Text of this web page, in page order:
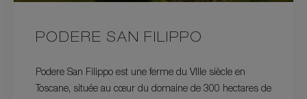
PODERE SAN FILIPPO
Podere San Filippo est une ferme du VIIIe siècle en
Toscane, située au cœur du domaine de 300 hectares de